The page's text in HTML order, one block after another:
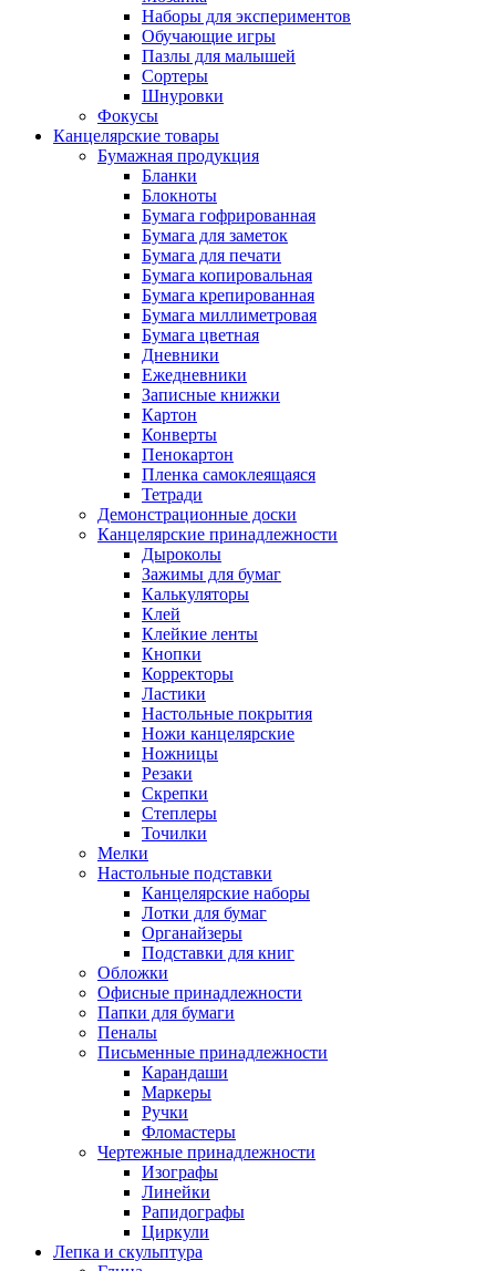
Наборы для экспериментов
Обучающие игры
Пазлы для малышей
Сортеры
Шнуровки
Фокусы
Канцелярские товары
Бумажная продукция
Бланки
Блокноты
Бумага гофрированная
Бумага для заметок
Бумага для печати
Бумага копировальная
Бумага крепированная
Бумага миллиметровая
Бумага цветная
Дневники
Ежедневники
Записные книжки
Картон
Конверты
Пенокартон
Пленка самоклеящаяся
Тетради
Демонстрационные доски
Канцелярские принадлежности
Дыроколы
Зажимы для бумаг
Калькуляторы
Клей
Клейкие ленты
Кнопки
Корректоры
Ластики
Настольные покрытия
Ножи канцелярские
Ножницы
Резаки
Скрепки
Степлеры
Точилки
Мелки
Настольные подставки
Канцелярские наборы
Лотки для бумаг
Органайзеры
Подставки для книг
Обложки
Офисные принадлежности
Папки для бумаги
Пеналы
Письменные принадлежности
Карандаши
Маркеры
Ручки
Фломастеры
Чертежные принадлежности
Изографы
Линейки
Рапидографы
Циркули
Лепка и скульптура